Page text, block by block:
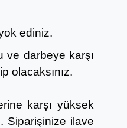
ediniz.
ve darbeye karşı
olacaksınız.
karşı yüksek
Siparişinize ilave